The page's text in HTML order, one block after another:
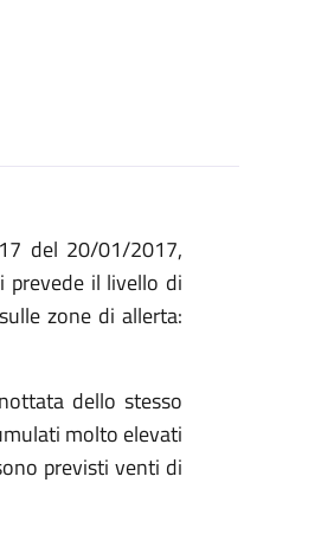
del 20/01/2017,
prevede il livello di
sulle zone di allerta:
dello stesso
molto elevati
previsti venti di